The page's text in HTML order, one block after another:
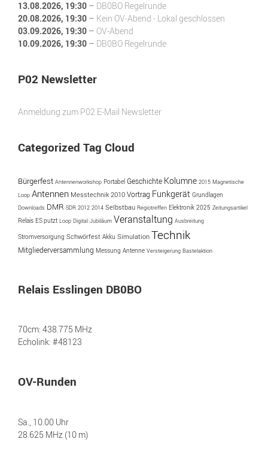
13.08.2026, 19:30 – DB0BO Regelrunde
20.08.2026, 19:30 – Kein OV-Abend - Lokal geschlossen
03.09.2026, 19:30 – OV-Abend
10.09.2026, 19:30 – DB0BO Regelrunde
P02 Newsletter
Anmeldung zum P02 E-Mail Newsletter
Categorized Tag Cloud
Bürgerfest Antennenworkshop Portabel Geschichte Kolumne 2015 Magnetische
Loop Antennen Messtechnik 2010 Vortrag Funkgerät Grundlagen
Downloads DMR SDR 2012 2014 Selbstbau Regiotreffen Elektronik 2025 Zeitungsartikel
Relais ES putzt Loop Digital Jubiläum Veranstaltung Ausbreitung
Stromversorgung Schwörfest Akku Simulation Technik
Mitgliederversammlung Messung Antenne Versteigerung Bastelaktion
Relais Esslingen DB0BO
70cm: 438.775 MHz
Echolink: #48123
OV-Runden
Sa., 10.00 Uhr
28.625 MHz (10 m)